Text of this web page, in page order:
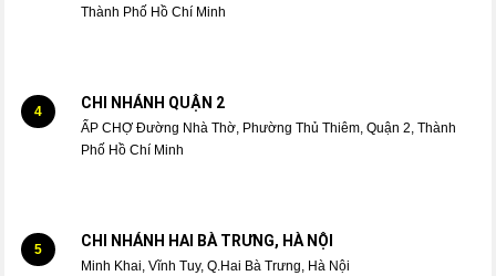
Thành Phố Hồ Chí Minh
4 CHI NHÁNH QUẬN 2
ẤP CHỢ Đường Nhà Thờ, Phường Thủ Thiêm, Quận 2, Thành
Phố Hồ Chí Minh
5 CHI NHÁNH HAI BÀ TRƯNG, HÀ NỘI
Minh Khai, Vĩnh Tuy, Q.Hai Bà Trưng, Hà Nội